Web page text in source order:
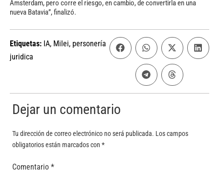
Ámsterdam, pero corre el riesgo, en cambio, de convertirla en una
nueva Batavia”, finalizó.
Etiquetas: IA, Milei, personería
juridica
Dejar un comentario
Tu dirección de correo electrónico no será publicada. Los campos
obligatorios están marcados con *
Comentario *